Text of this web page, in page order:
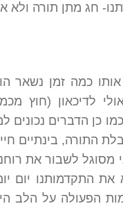
חג מתן תורה ולא
כמה זמן נשאר
לדיכאון (חוץ
כן הדברים נכונים
התורה, בינתיים
זה ודאי מסוגל לשבור את
התקדמותנו יום
הפעולה על הלב